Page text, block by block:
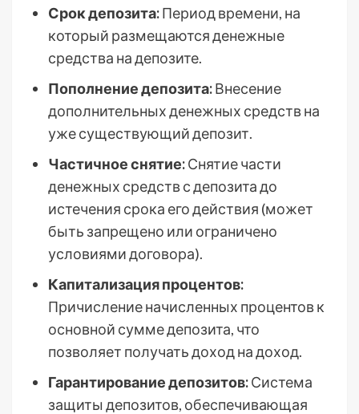
Срок депозита:Период времени, на
который размещаются денежные
средства на депозите.
Пополнение депозита:Внесение
дополнительных денежных средств на
уже существующий депозит.
Частичное снятие:Снятие части
денежных средств с депозита до
истечения срока его действия (может
быть запрещено или ограничено
условиями договора).
Капитализация процентов:
Причисление начисленных процентов к
основной сумме депозита, что
позволяет получать доход на доход.
Гарантирование депозитов:Система
защиты депозитов, обеспечивающая